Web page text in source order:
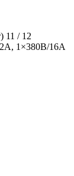
11 / 12
1×380В/16A